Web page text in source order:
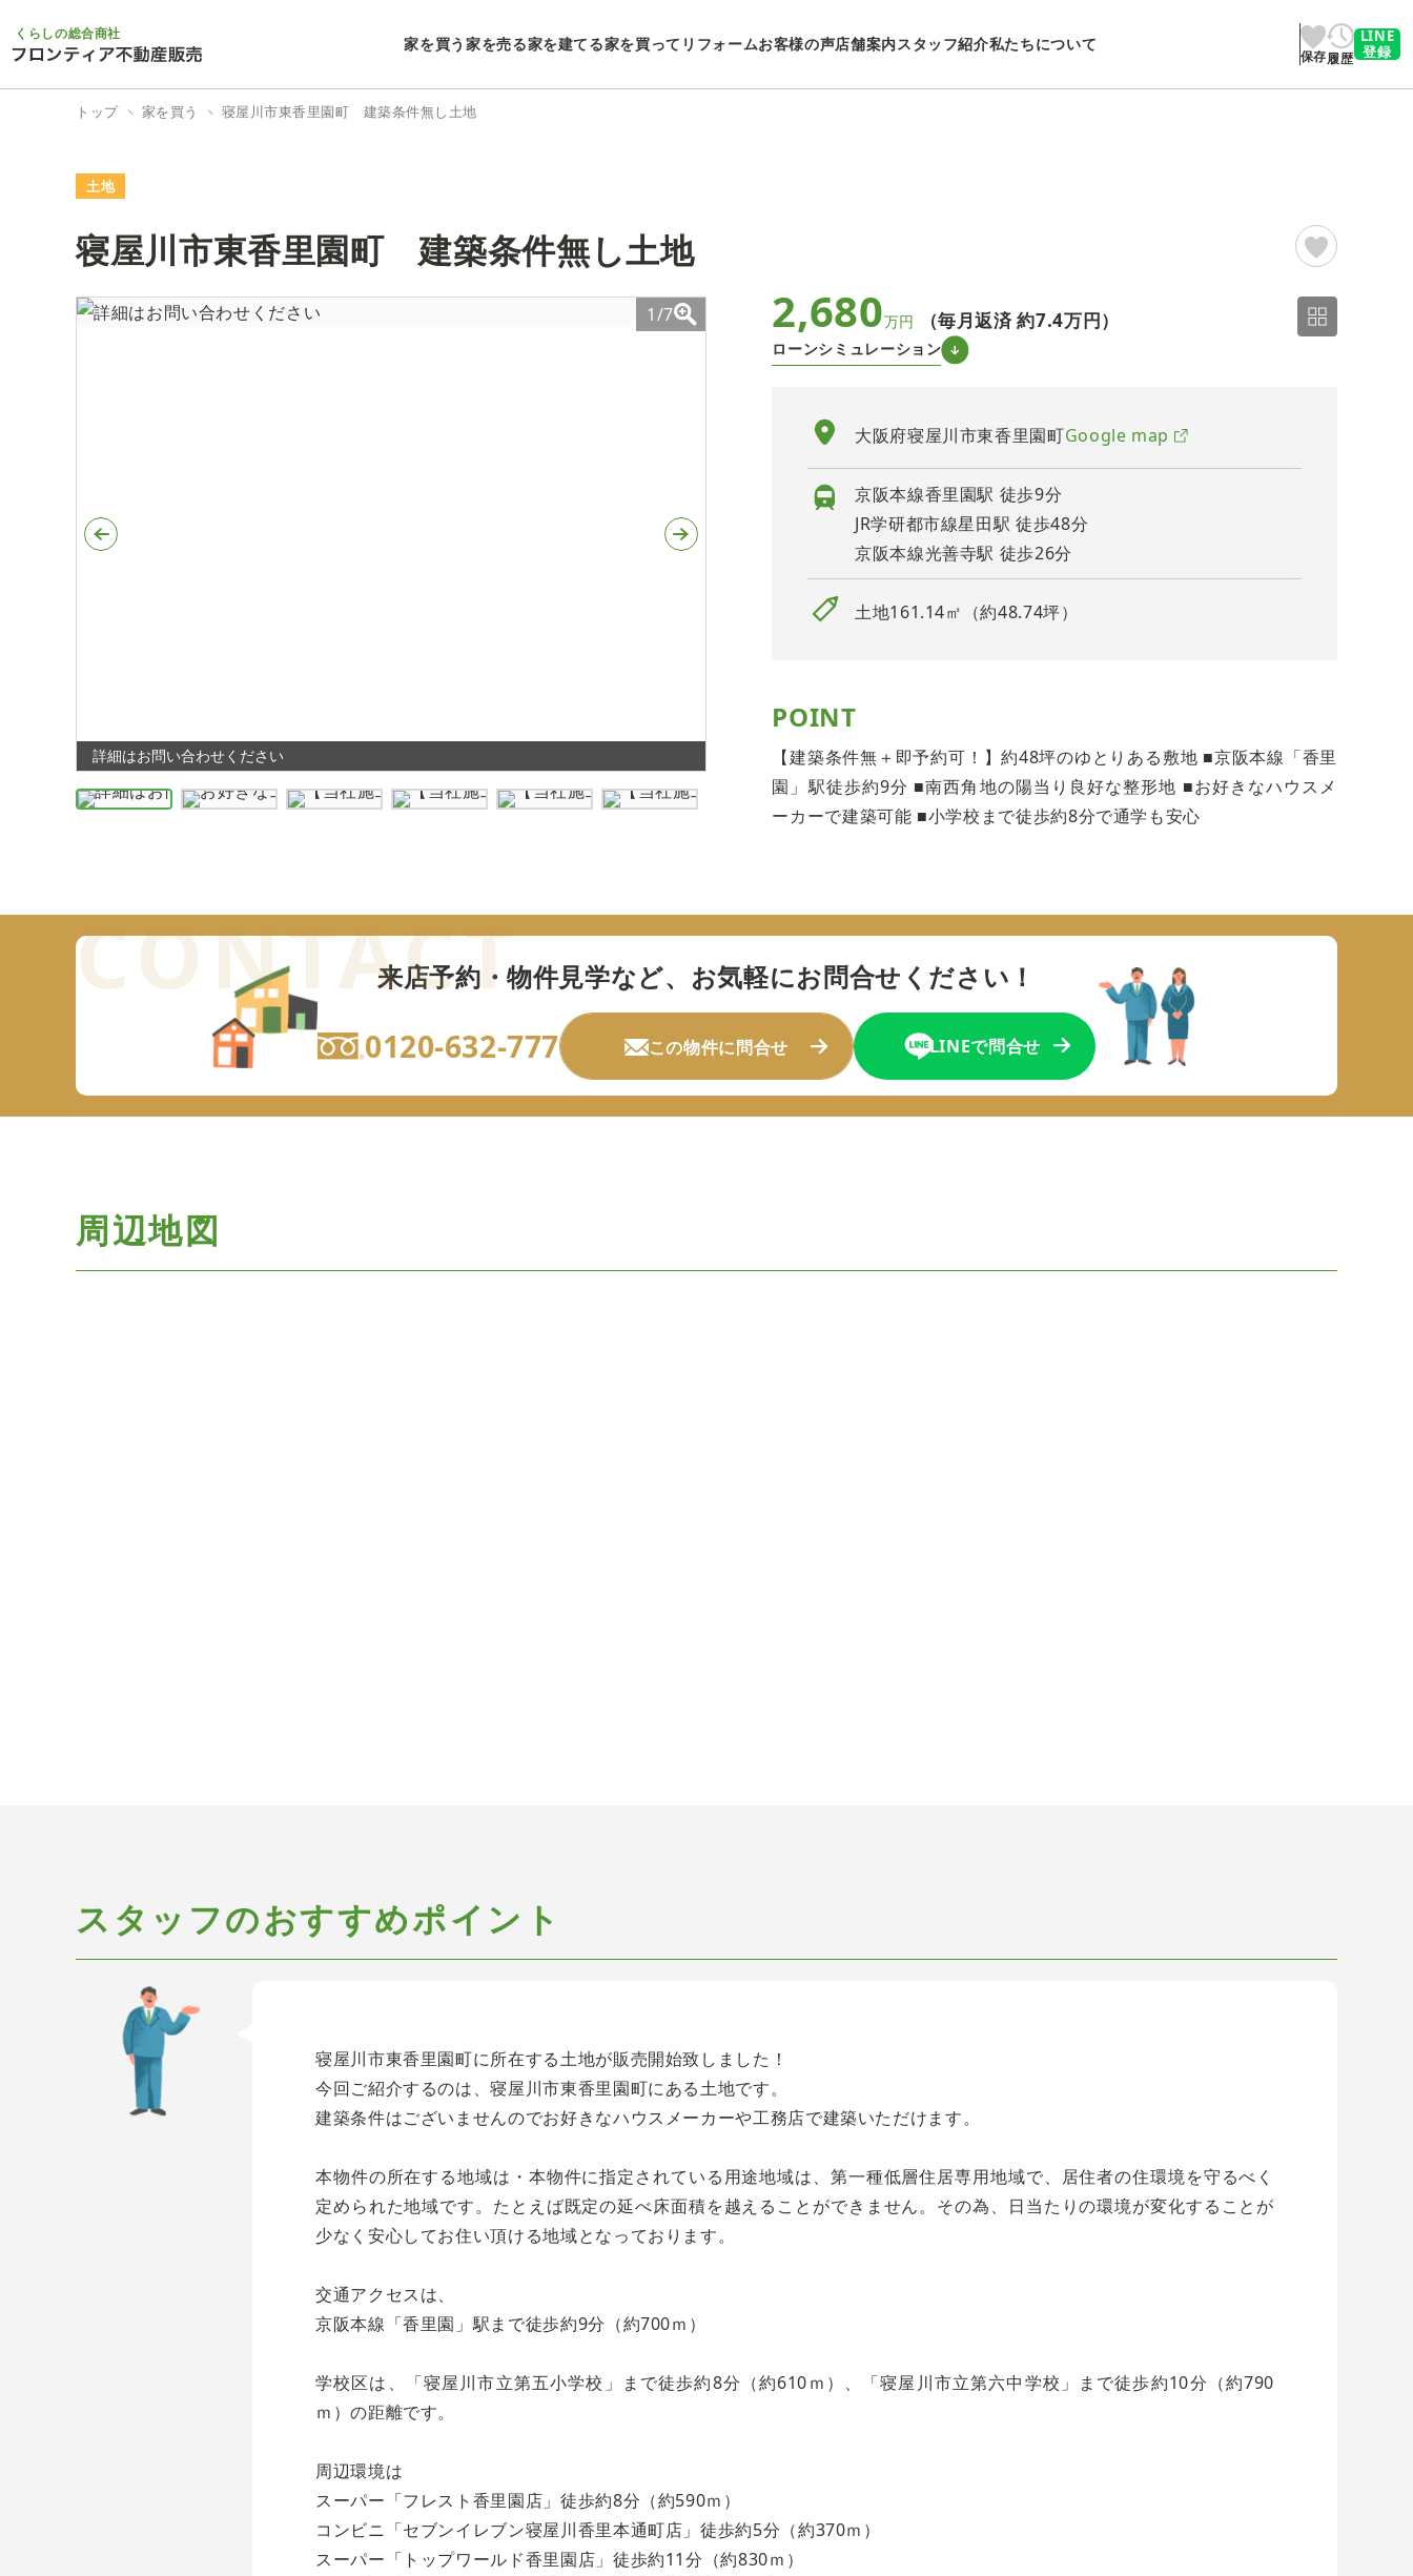
くらしの総合商社
家を買う 家を売る家を建てる家を買ってリフォームお客様の声店舗案内スタッフ紹介私たちについて
保存履歴
LINE
登録
トップ 家を買う 寝屋川市東香里園町 建築条件無し土地
土地
寝屋川市東香里園町 建築条件無し土地
1/7
詳細はお問い合わせください
2/7
お好きな工務店またはハウスメーカーにてご建築いただけます
2,680万円 （毎月返済 約7.4万円）
ローンシミュレーション
大阪府寝屋川市東香里園町Google map
京阪本線香里園駅 徒歩9分
JR学研都市線星田駅 徒歩48分
京阪本線光善寺駅 徒歩26分
土地161.14㎡（約48.74坪）
POINT
【建築条件無＋即予約可！】約48坪のゆとりある敷地 ■京阪本線「香里
園」駅徒歩約9分 ■南西角地の陽当り良好な整形地 ■お好きなハウスメ
ーカーで建築可能 ■小学校まで徒歩約8分で通学も安心
来店予約・物件見学など、 お気軽にお問合せください！
0120-632-777 この物件に問合せ LINEで問合せ
周辺地図
スタッフのおすすめポイント
寝屋川市東香里園町に所在する土地が販売開始致しました！
今回ご紹介するのは、寝屋川市東香里園町にある土地です。
建築条件はございませんのでお好きなハウスメーカーや工務店で建築いただけます。
本物件の所在する地域は・本物件に指定されている用途地域は、第一種低層住居専用地域で、居住者の住環境を守るべく
定められた地域です。たとえば既定の延べ床面積を越えることができません。その為、日当たりの環境が変化することが
少なく安心してお住い頂ける地域となっております。
交通アクセスは、
京阪本線「香里園」駅まで徒歩約9分（約700ｍ）
学校区は、「寝屋川市立第五小学校」まで徒歩約8分（約610ｍ）、「寝屋川市立第六中学校」まで徒歩約10分（約790
ｍ）の距離です。
周辺環境は
スーパー「フレスト香里園店」徒歩約8分（約590ｍ）
コンビニ「セブンイレブン寝屋川香里本通町店」徒歩約5分（約370ｍ）
スーパー「トップワールド香里園店」徒歩約11分（約830ｍ）